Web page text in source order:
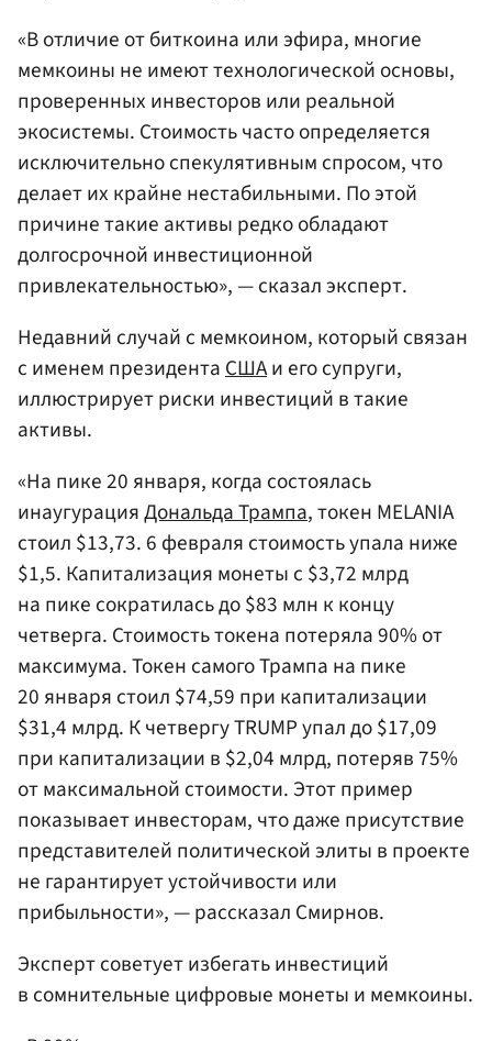
«В отличие от биткоина или эфира, многие
мемкоины не имеют технологической основы,
проверенных инвесторов или реальной
экосистемы. Стоимость часто определяется
исключительно спекулятивным спросом, что
делает их крайне нестабильными. По этой
причине такие активы редко обладают
долгосрочной инвестиционной
привлекательностью», — сказал эксперт.
Недавний случай с мемкоином, который связан
с именем президентаСШАи его супруги,
иллюстрирует риски инвестиций в такие
активы.
«На пике 20 января, когда состоялась
инаугурацияДональда Трампа, токен MELANIA
стоил $13,73. 6 февраля стоимость упала ниже
$1,5. Капитализация монеты с $3,72 млрд
на пике сократилась до $83 млн к концу
четверга. Стоимость токена потеряла 90% от
максимума. Токен самого Трампа на пике
20 января стоил $74,59 при капитализации
$31,4 млрд. К четвергу TRUMP упал до $17,09
при капитализации в $2,04 млрд, потеряв 75%
от максимальной стоимости. Этот пример
показывает инвесторам, что даже присутствие
представителей политической элиты в проекте
не гарантирует устойчивости или
прибыльности», — рассказал Смирнов.
Эксперт советует избегать инвестиций
в сомнительные цифровые монеты и мемкоины.